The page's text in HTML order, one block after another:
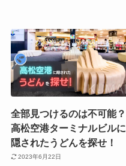
全部見つけるのは不可能？
高松空港ターミナルビルに
隠されたうどんを探せ！
2023年6月22日